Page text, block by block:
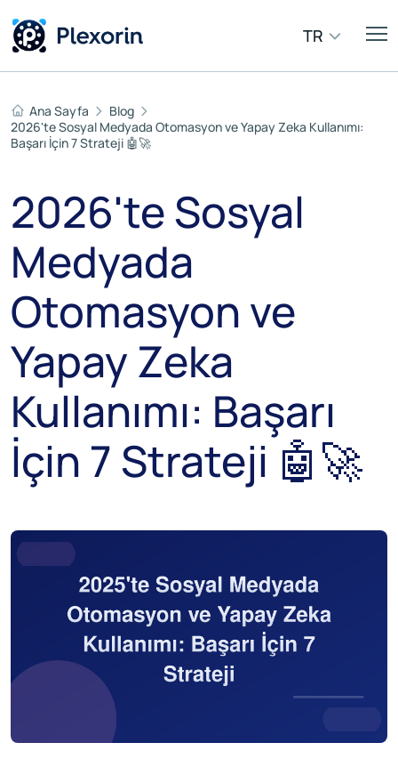
TR
Ana Sayfa
Blog
2026'te Sosyal Medyada Otomasyon ve Yapay Zeka Kullanımı:
Başarı İçin 7 Strateji 🤖🚀
2026'te Sosyal
Medyada
Otomasyon ve
Yapay Zeka
Kullanımı: Başarı
İçin 7 Strateji 🤖🚀